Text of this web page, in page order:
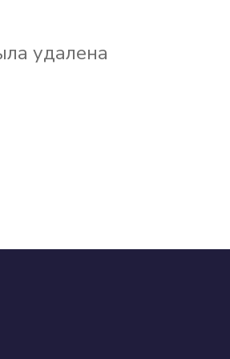
удалена